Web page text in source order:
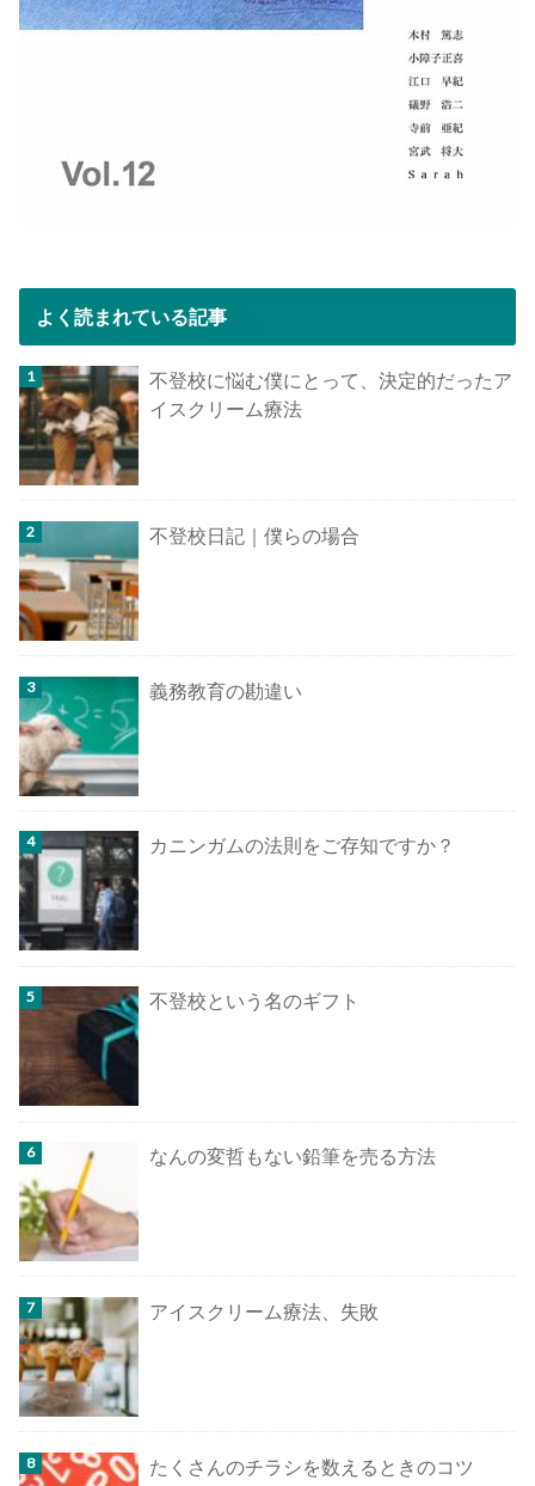
よく読まれている記事
不登校に悩む僕にとって、決定的だったア
イスクリーム療法
不登校日記｜僕らの場合
義務教育の勘違い
カニンガムの法則をご存知ですか？
不登校という名のギフト
なんの変哲もない鉛筆を売る方法
アイスクリーム療法、失敗
たくさんのチラシを数えるときのコツ